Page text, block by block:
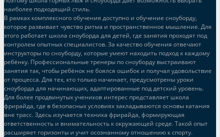
наиболее подходящий стиль.
В рамках комплексного обучения доступно и обучение сноуборду,
которое развивает чувство ритма и пространственное мышление. Для
этого работает школа сноуборда для детей, где занятия проходят под
контролем опытных специалистов. За качество обучения отвечают
инструкторы по сноуборду, которые умеют находить подход к каждому
ребёнку. Профессиональные тренеры по сноуборду выстраивают
занятия так, чтобы ребёнок не боялся ошибок и получал удовольствие
от процесса. Для тех, кто только начинает, предусмотрены уроки
сноуборда для начинающих, адаптированные под детский уровень.
Для более продвинутых учеников интерес представляет школа
фрирайда, где в безопасных условиях закладываются основы катания
вне трасс. Здесь изучается техника фрирайда, формирующая
ответственность и внимательность к окружающей среде. Такой опыт
расширяет горизонты и учит осознанному отношению к спорту.